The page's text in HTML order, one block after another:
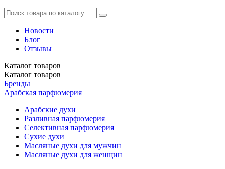
Новости
Блог
Отзывы
Каталог товаров
Каталог товаров
Бренды
Арабская парфюмерия
Арабские духи
Разливная парфюмерия
Селективная парфюмерия
Сухие духи
Масляные духи для мужчин
Масляные духи для женщин